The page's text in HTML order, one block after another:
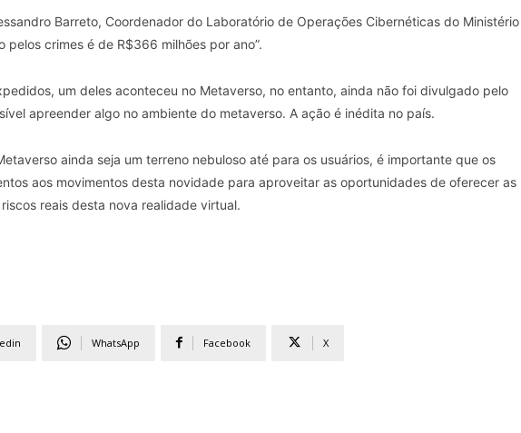
Barreto, Coordenador do Laboratório de Operações Cibernéticas do Ministério
pelos crimes é de R$366 milhões por ano”.
um deles aconteceu no Metaverso, no entanto, ainda não foi divulgado pelo
apreender algo no ambiente do metaverso. A ação é inédita no país.
ainda seja um terreno nebuloso até para os usuários, é importante que os
aos movimentos desta novidade para aproveitar as oportunidades de oferecer as
reais desta nova realidade virtual.
WhatsApp Facebook X